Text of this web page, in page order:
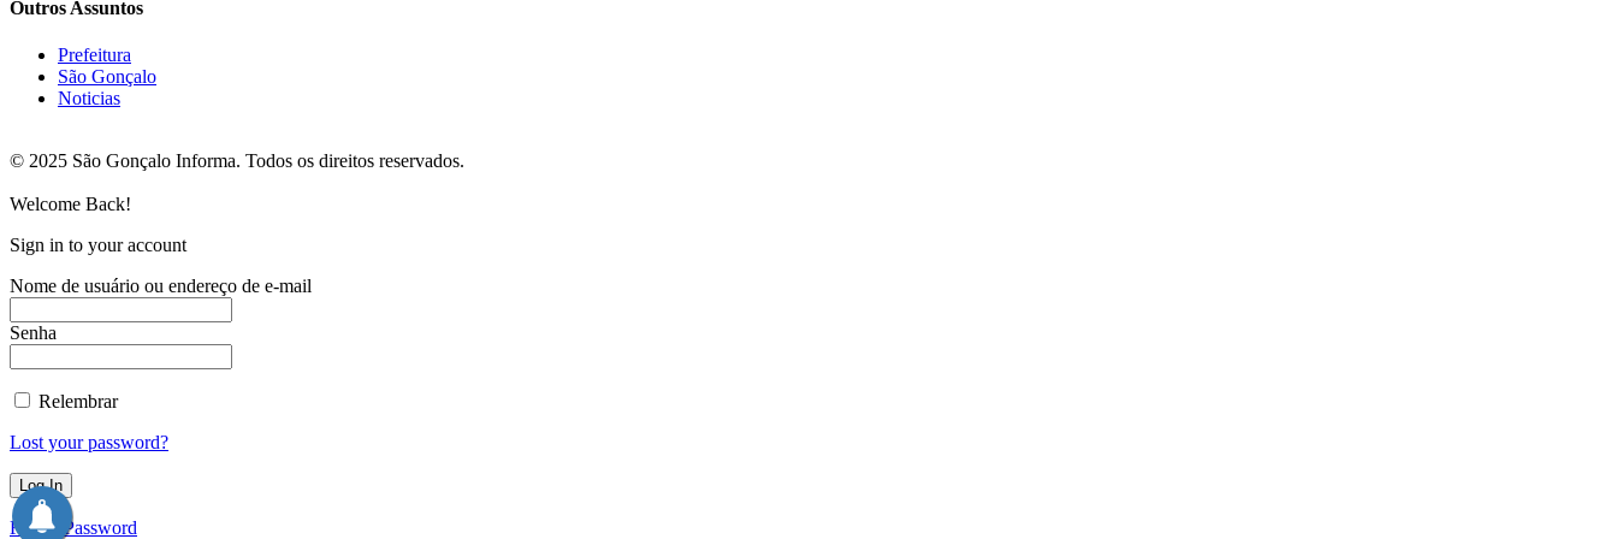
Outros Assuntos
Prefeitura
São Gonçalo
Noticias
© 2025 São Gonçalo Informa. Todos os direitos reservados.
Welcome Back!
Sign in to your account
Nome de usuário ou endereço de e-mail
Senha
Relembrar
Lost your password?
Forget Password